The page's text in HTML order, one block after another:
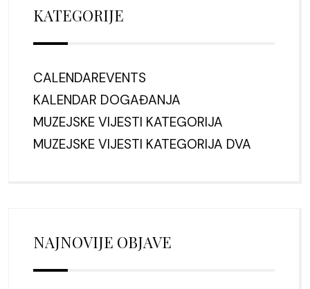
KATEGORIJE
CALENDAREVENTS
KALENDAR DOGAĐANJA
MUZEJSKE VIJESTI KATEGORIJA
MUZEJSKE VIJESTI KATEGORIJA DVA
NAJNOVIJE OBJAVE